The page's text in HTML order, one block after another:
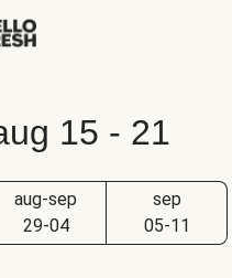
15 - 21
aug-sep
29-04
sep
05-11